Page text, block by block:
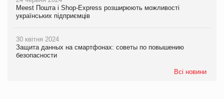
Meest Пошта і Shop-Express розширюють можливості
українських підприємців
30 квітня 2024
Защита данных на смартфонах: советы по повышению
безопасности
Всі новини